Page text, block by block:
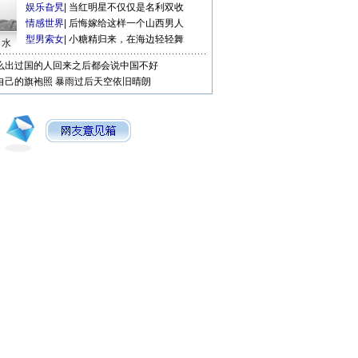
娱乐旮旯 当红明星不仅仅是名利双收
情感世界 后悔嫁给这样一个山西男人
型男索女 小糖精归来，在海边轻轻舞
出过国的人回来之后都会说中国不好
己的旗袍照 暴雨过后天空依旧晴朗